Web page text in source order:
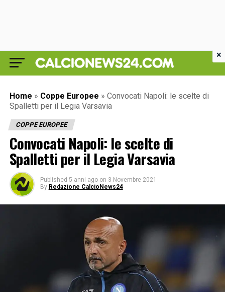
Home » Coppe Europee » Convocati Napoli: le scelte di
Spalletti per il Legia Varsavia
COPPE EUROPEE
Convocati Napoli: le scelte di
Spalletti per il Legia Varsavia
Published 5 anni ago on 3 Novembre 2021
By Redazione CalcioNews24
×